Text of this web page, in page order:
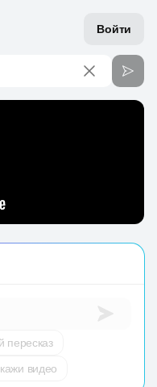
Войти
пересказ
видео